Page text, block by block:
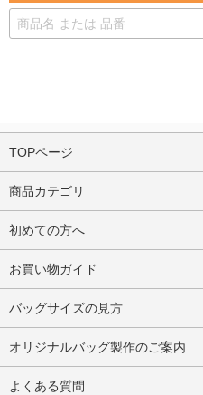
TOPページ
商品カテゴリ
初めての方へ
お買い物ガイド
バッグサイズの見方
オリジナルバッグ製作のご案内
よくある質問